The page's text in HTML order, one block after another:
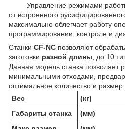
Управление режимами
от встроенного
максимально облегчает работу
программировании, контроле и
Станки CF-NC позволяют
заготовки разной длины , до 10
Данная модель станка позволяет
минимальными отходами,
оптимальное количество и размер
Вес
(кг)
Габариты станка
(мм)